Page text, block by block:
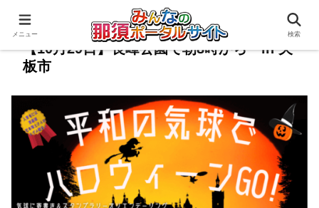
【10月29日】長峰公園で朝8時から in 矢
板市
メニュー 検索